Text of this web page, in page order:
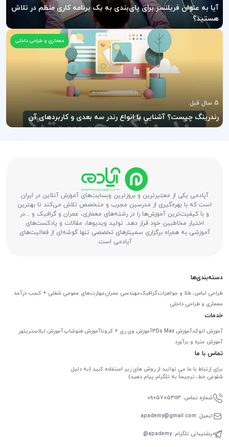
آیا به عنوان فریلنسر برای پای‌بندی به یک برنامه کاری منظم در تلاش
هستید؟
معماری و طراحی داخلی
5 سال قبل
رندرینگ چیست؟ آشنایی با انواع رندر سه بعدی و کاربردهای آن
آپادمی یکی از معتبرترین و بروزترین وبسایت‌های آموزش آنلاین در ایران
است که با بهره‌گیری از مدرسین مجرب و متخصص تلاش می‌کند تا بهترین
و با کیفیت‌ترین آموزش‌ها را در رشته‌های معماری، عمران و گرافیک و ...در
اختیار مخاطبین خود قرار دهد. تولید ویدیوها، مقالات و پادکست‌های
آموزشی به همراه برگزاری سمینارهای تخصصی تنها گوشه‌ای از فعالیت‌های
آپادمی است.
دسته‌بندی‌ها
طراحی لباس، طلا و جواهراتگرافیکمهندسی عمرانمهارت‌های عمومی شغلی + کسب درآمد
معماری و طراحی داخلی
خدمات
آموزش اتوکدآموزش 3Ds Max آموزش وی ری + کروناآموزش فتوشاپآموزش ایلاستریتور
آموزش متره و برآورد
تماس با ما
برای ارتباط با ما می توانید از روش های زیر استفاده کنید (به دلیل
شلوغی خط، ترجیحاً به تلگرام پیام دهید)
شماره تماس: 09057053113
ایمیل: apademy@gmail.com
پشتیبانی تلگرام: apademy@